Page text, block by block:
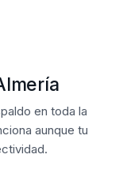
en toda la
aunque tu